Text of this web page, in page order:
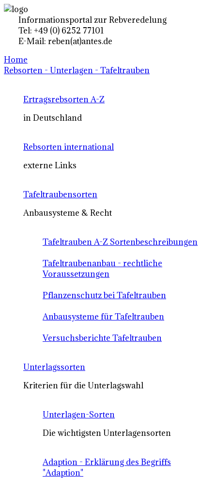
Informationsportal zur Rebveredelung
Tel: +49 (0) 6252 77101
E-Mail: reben(at)antes.de
Home
Rebsorten - Unterlagen - Tafeltrauben
Ertragsrebsorten A-Z
in Deutschland
Rebsorten international
externe Links
Tafeltraubensorten
Anbausysteme & Recht
Tafeltrauben A-Z Sortenbeschreibungen
Tafeltraubenanbau - rechtliche
Voraussetzungen
Pflanzenschutz bei Tafeltrauben
Anbausysteme für Tafeltrauben
Versuchsberichte Tafeltrauben
Unterlagssorten
Kriterien für die Unterlagswahl
Unterlagen-Sorten
Die wichtigsten Unterlagensorten
Adaption - Erklärung des Begriffs
"Adaption"